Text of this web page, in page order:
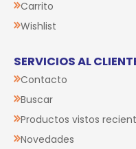
Carrito
Wishlist
SERVICIOS AL
Contacto
Buscar
Productos vistos
Novedades